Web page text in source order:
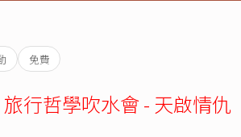
免費
行哲學吹水會 - 天啟情仇